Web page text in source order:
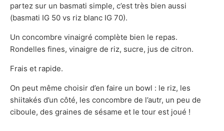
partez sur un basmati simple, c’est très bien aussi
(basmati IG 50 vs riz blanc IG 70).
Un concombre vinaigré complète bien le repas.
Rondelles fines, vinaigre de riz, sucre, jus de citron.
Frais et rapide.
On peut même choisir d’en faire un bowl : le riz, les
shiitakés d’un côté, les concombre de l’autr, un peu de
ciboule, des graines de sésame et le tour est joué !